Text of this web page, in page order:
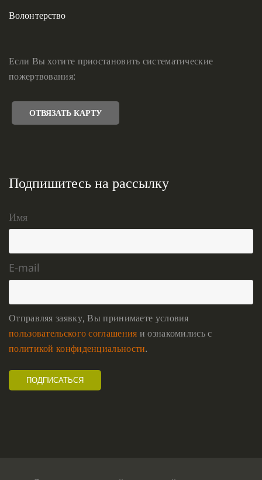
Волонтерство
Если Вы хотите приостановить систематические
пожертвования:
ОТВЯЗАТЬ КАРТУ
Подпишитесь на рассылку
Имя
E-mail
Отправляя заявку, Вы принимаете условия
пользовательского соглашения и ознакомились с
политикой конфиденциальности.